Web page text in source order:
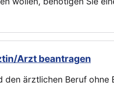
Arzt beantragen
den ärztlichen Beruf ohne